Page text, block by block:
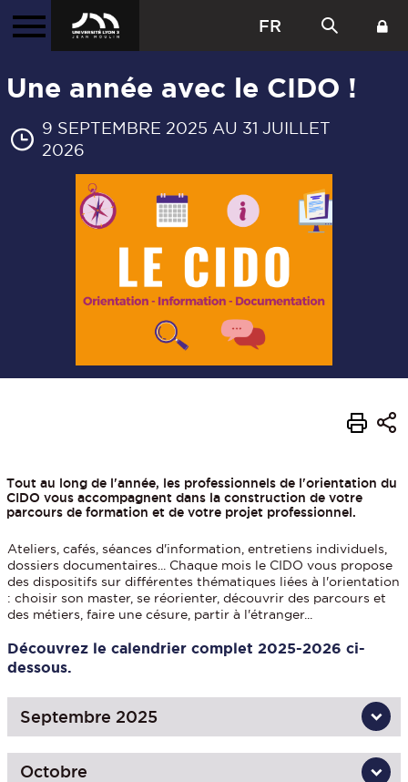
FR
Une année avec le CIDO !
9 SEPTEMBRE 2025 AU 31 JUILLET
2026
Tout au long de l'année, les professionnels de l'orientation du
CIDO vous accompagnent dans la construction de votre
parcours de formation et de votre projet professionnel.
Ateliers, cafés, séances d'information, entretiens individuels,
dossiers documentaires... Chaque mois le CIDO vous propose
des dispositifs sur différentes thématiques liées à l'orientation
: choisir son master, se réorienter, découvrir des parcours et
des métiers, faire une césure, partir à l'étranger...
Découvrez le calendrier complet 2025-2026 ci-
dessous.
Septembre 2025
Octobre